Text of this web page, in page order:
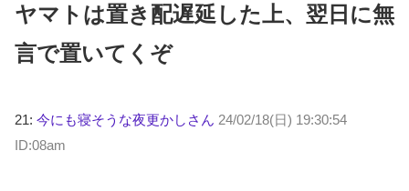
ヤマトは置き配遅延した上、翌日に無
言で置いてくぞ
21: 今にも寝そうな夜更かしさん 24/02/18(日) 19:30:54
ID:08am